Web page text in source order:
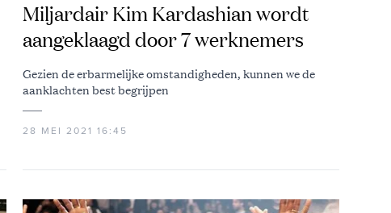
Miljardair Kim Kardashian wordt
aangeklaagd door 7 werknemers
Gezien de erbarmelijke omstandigheden, kunnen we de
aanklachten best begrijpen
28 MEI 2021 16:45